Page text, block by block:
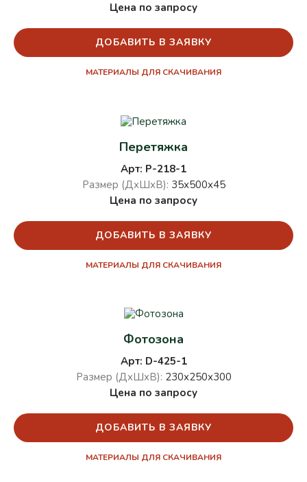
Цена по запросу
ДОБАВИТЬ В ЗАЯВКУ
МАТЕРИАЛЫ ДЛЯ СКАЧИВАНИЯ
Перетяжка
Арт: P-218-1
Размер (ДхШхВ): 35х500х45
Цена по запросу
ДОБАВИТЬ В ЗАЯВКУ
МАТЕРИАЛЫ ДЛЯ СКАЧИВАНИЯ
Фотозона
Арт: D-425-1
Размер (ДхШхВ): 230х250х300
Цена по запросу
ДОБАВИТЬ В ЗАЯВКУ
МАТЕРИАЛЫ ДЛЯ СКАЧИВАНИЯ